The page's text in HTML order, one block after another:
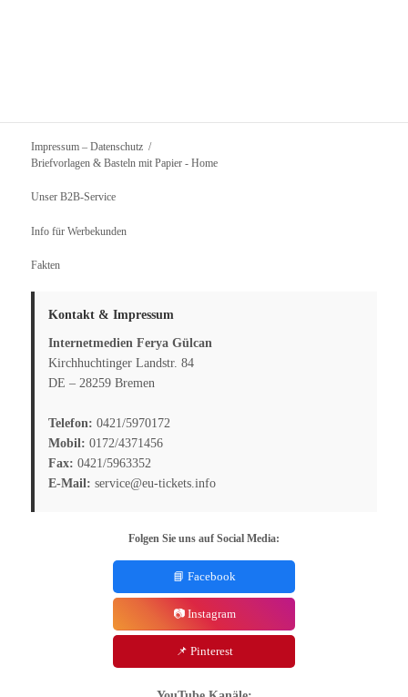
Impressum – Datenschutz
Briefvorlagen & Basteln mit Papier - Home
Unser B2B-Service
Info für Werbekunden
Fakten
Kontakt & Impressum
Internetmedien Ferya Gülcan
Kirchhuchtinger Landstr. 84
DE – 28259 Bremen
Telefon: 0421/5970172
Mobil: 0172/4371456
Fax: 0421/5963352
E-Mail: service@eu-tickets.info
Folgen Sie uns auf Social Media:
📘 Facebook
📷 Instagram
📌 Pinterest